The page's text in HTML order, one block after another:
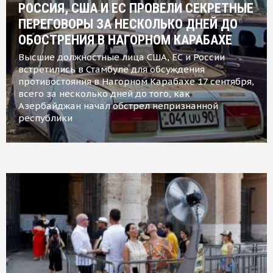
РОССИЯ, США И ЕС ПРОВЕЛИ СЕКРЕТНЫЕ
ПЕРЕГОВОРЫ ЗА НЕСКОЛЬКО ДНЕЙ ДО
ОБОСТРЕНИЯ В НАГОРНОМ КАРАБАХЕ
Высшие должностные лица США, ЕС и России
встретились в Стамбуле для обсуждения
противостояния в Нагорном Карабахе 17 сентября,
всего за несколько дней до того, как
Азербайджан начал обстрел непризнанной
республики